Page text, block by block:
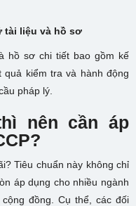
tài liệu và hồ sơ
hồ sơ chi tiết bao gồm kế
quả kiểm tra và hành động
pháp lý.
nên cần áp
Tiêu chuẩn này không chỉ
áp dụng cho nhiều ngành
đồng. Cụ thể, các đối